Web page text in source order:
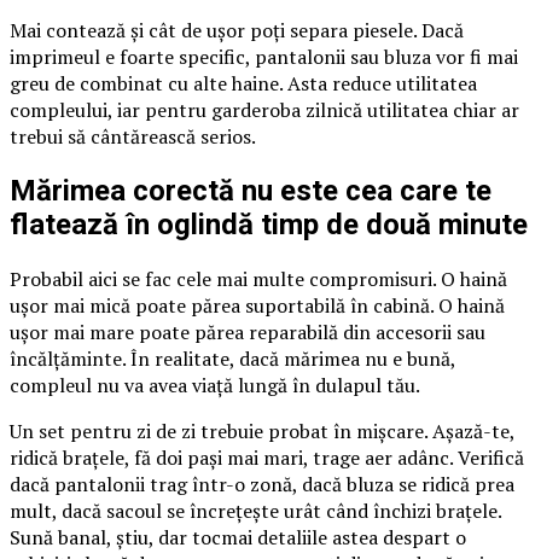
Mai contează și cât de ușor poți separa piesele. Dacă
imprimeul e foarte specific, pantalonii sau bluza vor fi mai
greu de combinat cu alte haine. Asta reduce utilitatea
compleului, iar pentru garderoba zilnică utilitatea chiar ar
trebui să cântărească serios.
Mărimea corectă nu este cea care te
flatează în oglindă timp de două minute
Probabil aici se fac cele mai multe compromisuri. O haină
ușor mai mică poate părea suportabilă în cabină. O haină
ușor mai mare poate părea reparabilă din accesorii sau
încălțăminte. În realitate, dacă mărimea nu e bună,
compleul nu va avea viață lungă în dulapul tău.
Un set pentru zi de zi trebuie probat în mișcare. Așază-te,
ridică brațele, fă doi pași mai mari, trage aer adânc. Verifică
dacă pantalonii trag într-o zonă, dacă bluza se ridică prea
mult, dacă sacoul se încrețește urât când închizi brațele.
Sună banal, știu, dar tocmai detaliile astea despart o